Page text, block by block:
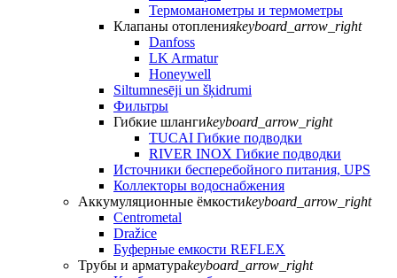
Термоманометры и термометры
Клапаны отопленияkeyboard_arrow_right
Danfoss
LK Armatur
Honeywell
Siltumnesēji un šķidrumi
Фильтры
Гибкие шлангиkeyboard_arrow_right
TUCAI Гибкие подводки
RIVER INOX Гибкие подводки
Источники бесперебойного питания, UPS
Коллекторы водоснабжения
Аккумуляционные ёмкостиkeyboard_arrow_right
Centrometal
Dražice
Буферные емкости REFLEX
Трубы и арматураkeyboard_arrow_right